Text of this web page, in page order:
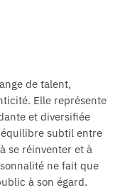
de talent,
Elle représente
et diversifiée
subtil entre
se réinventer et à
ne fait que
à son égard.